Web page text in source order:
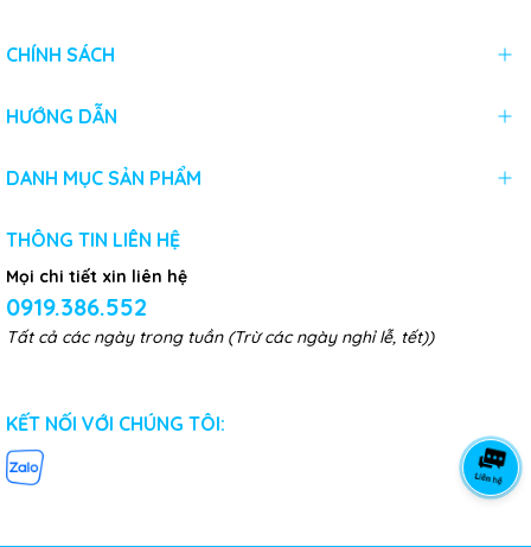
CHÍNH SÁCH
HƯỚNG DẪN
DANH MỤC SẢN PHẨM
THÔNG TIN LIÊN HỆ
Mọi chi tiết xin liên hệ
0919.386.552
Tất cả các ngày trong tuần (Trừ các ngày nghỉ lễ, tết))
KẾT NỐI VỚI CHÚNG TÔI: